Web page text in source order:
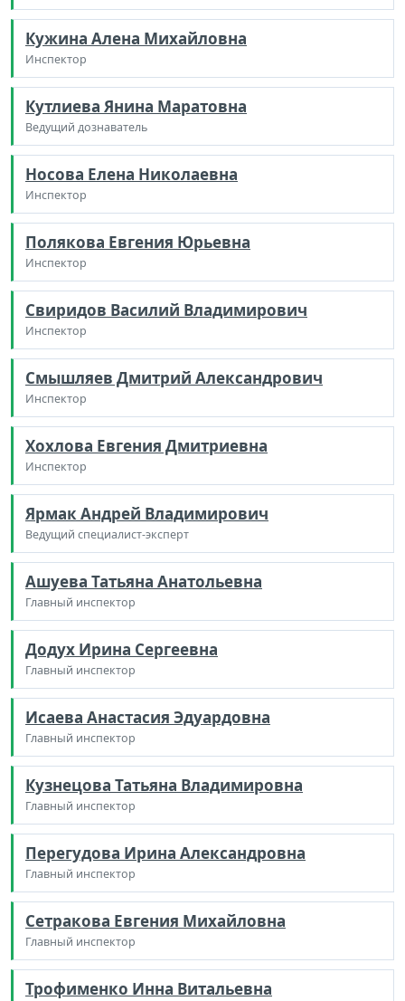
Кужина Алена Михайловна
Инспектор
Кутлиева Янина Маратовна
Ведущий дознаватель
Носова Елена Николаевна
Инспектор
Полякова Евгения Юрьевна
Инспектор
Свиридов Василий Владимирович
Инспектор
Смышляев Дмитрий Александрович
Инспектор
Хохлова Евгения Дмитриевна
Инспектор
Ярмак Андрей Владимирович
Ведущий специалист-эксперт
Ашуева Татьяна Анатольевна
Главный инспектор
Додух Ирина Сергеевна
Главный инспектор
Исаева Анастасия Эдуардовна
Главный инспектор
Кузнецова Татьяна Владимировна
Главный инспектор
Перегудова Ирина Александровна
Главный инспектор
Сетракова Евгения Михайловна
Главный инспектор
Трофименко Инна Витальевна